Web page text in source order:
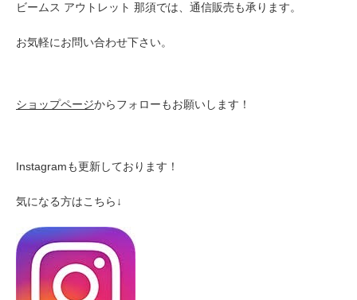
ビームス アウトレット 那須では、通信販売も承ります。
お気軽にお問い合わせ下さい。
ショップページからフォローもお願いします！
Instagramも更新しております！
気になる方はこちら↓